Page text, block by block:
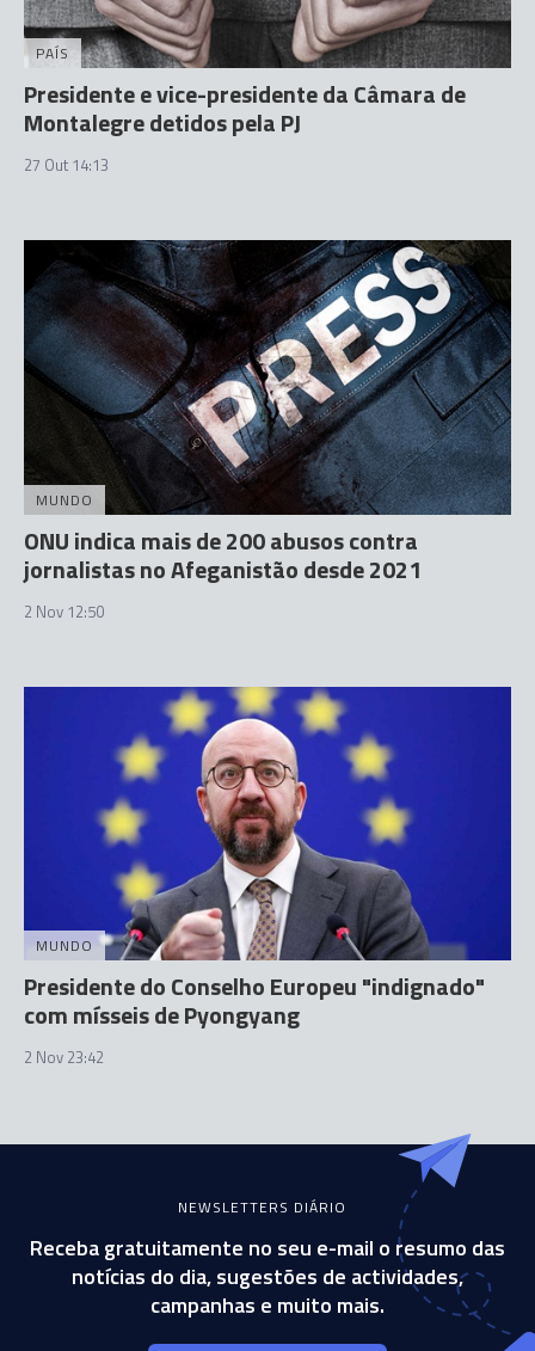
PAÍS
Presidente e vice-presidente da Câmara de
Montalegre detidos pela PJ
27 Out 14:13
MUNDO
ONU indica mais de 200 abusos contra
jornalistas no Afeganistão desde 2021
2 Nov 12:50
MUNDO
Presidente do Conselho Europeu "indignado"
com mísseis de Pyongyang
2 Nov 23:42
NEWSLETTERS DIÁRIO
Receba gratuitamente no seu e-mail o resumo das
notícias do dia, sugestões de actividades,
campanhas e muito mais.